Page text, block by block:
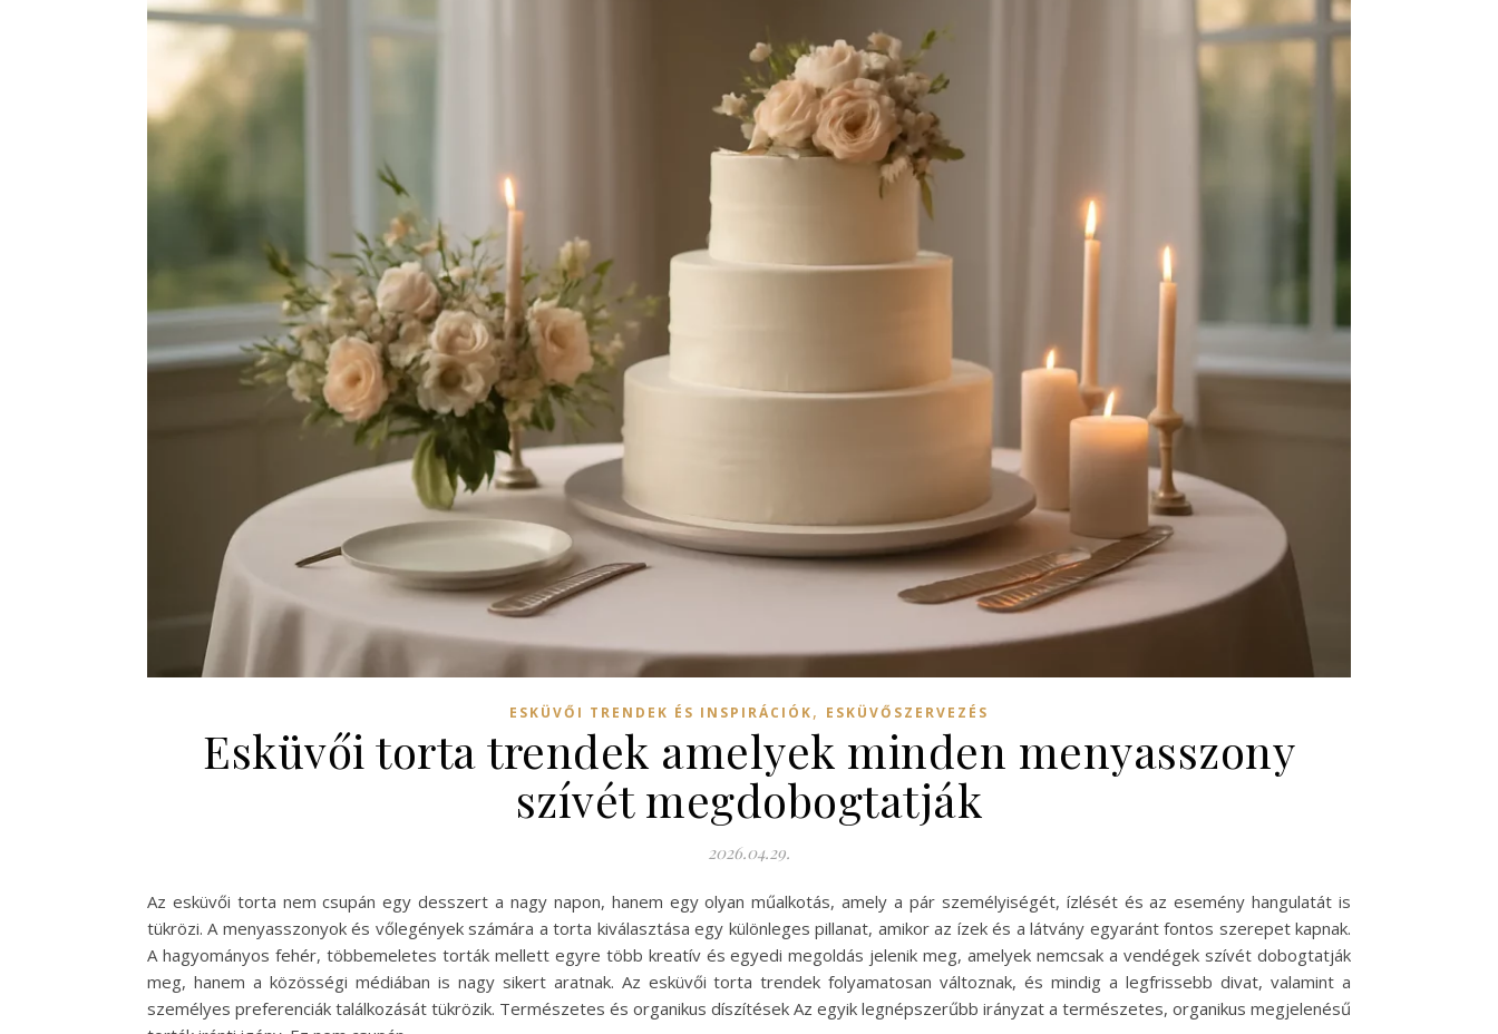
ESKÜVŐI TRENDEK ÉS INSPIRÁCIÓK, ESKÜVŐSZERVEZÉS
Esküvői torta trendek amelyek minden menyasszony
szívét megdobogtatják
2026.04.29.
Az esküvői torta nem csupán egy desszert a nagy napon, hanem egy olyan műalkotás, amely a pár személyiségét, ízlését és az esemény hangulatát is
tükrözi. A menyasszonyok és vőlegények számára a torta kiválasztása egy különleges pillanat, amikor az ízek és a látvány egyaránt fontos szerepet kapnak.
A hagyományos fehér, többemeletes torták mellett egyre több kreatív és egyedi megoldás jelenik meg, amelyek nemcsak a vendégek szívét dobogtatják
meg, hanem a közösségi médiában is nagy sikert aratnak. Az esküvői torta trendek folyamatosan változnak, és mindig a legfrissebb divat, valamint a
személyes preferenciák találkozását tükrözik. Természetes és organikus díszítések Az egyik legnépszerűbb irányzat a természetes, organikus megjelenésű